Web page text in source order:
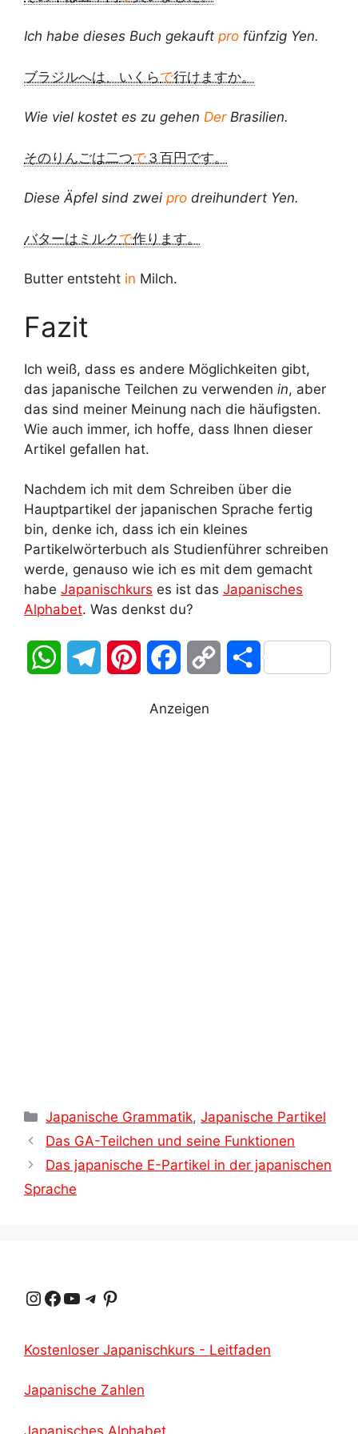
Ich habe dieses Buch gekauft pro fünfzig Yen.
ブラジルへは、いくらで行けますか。
Wie viel kostet es zu gehen DerBrasilien.
そのりんごは二つで３百円です。
Diese Äpfel sind zwei pro dreihundert Yen.
バターはミルク で作ります。
Butter entsteht in Milch.
Fazit
Ich weiß, dass es andere Möglichkeiten gibt,
das japanische Teilchen zu verwenden in, aber
das sind meiner Meinung nach die häufigsten.
Wie auch immer, ich hoffe, dass Ihnen dieser
Artikel gefallen hat.
Nachdem ich mit dem Schreiben über die
Hauptpartikel der japanischen Sprache fertig
bin, denke ich, dass ich ein kleines
Partikelwörterbuch als Studienführer schreiben
werde, genauso wie ich es mit dem gemacht
habe Japanischkurs es ist das Japanisches
Alphabet. Was denkst du?
W T
Anzeigen
Kategorien
Japanische Grammatik,Japanische Partikel
Das GA-Teilchen und seine Funktionen
Das japanische E-Partikel in der japanischen
Sprache
Instagram Facebook YouTube Telegramm Pinterest
Kostenloser Japanischkurs - Leitfaden
Japanische Zahlen
Japanisches Alphabet